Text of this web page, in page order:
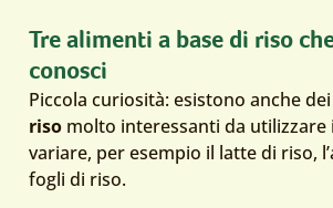
Tre alimenti a base di riso
conosci
Piccola curiosità: esistono anche dei
riso molto interessanti da utilizzare
variare, per esempio il latte di riso,
fogli di riso.